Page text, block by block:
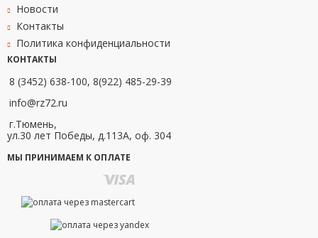
Новости
Контакты
Политика конфиденциальности
КОНТАКТЫ
8 (3452) 638-100, 8(922) 485-29-39
info@rz72.ru
г.Тюмень,
ул.30 лет Победы, д.113А, оф. 304
МЫ ПРИНИМАЕМ К ОПЛАТЕ